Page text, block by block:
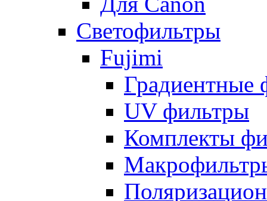
Светофильтры
Fujimi
Градиентные
UV фильтры
Комплекты